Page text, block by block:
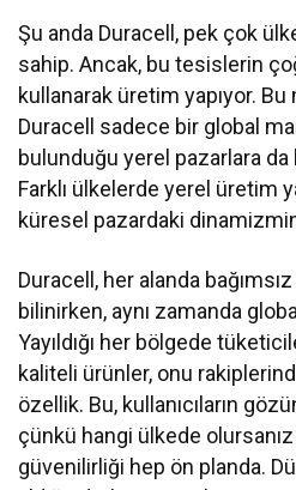
Şu anda Duracell, pek çok
sahip. Ancak, bu tesislerin
kullanarak üretim yapıyor.
Duracell sadece bir global
bulunduğu yerel pazarlara da
Farklı ülkelerde yerel üretim
küresel pazardaki
Duracell, her alanda
bilinirken, aynı zamanda
Yayıldığı her bölgede
kaliteli ürünler, onu
özellik. Bu, kullanıcıların
çünkü hangi ülkede olursanız
güvenilirliği hep ön planda.